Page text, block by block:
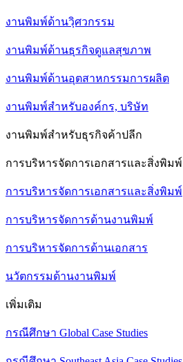
งานพิมพ์ด้านวฺิศวกรรม
งานพิมพ์ด้านธุรกิจดูแลสุขภาพ
งานพิมพ์ด้านอุตสาหกรรมการผลิต
งานพิมพ์สำหรับองค์กร, บริษัท
งานพิมพ์สำหรับธุรกิจค้าปลีก
การบริหารจัดการเอกสารและสิ่งพิมพ์
การบริหารจัดการเอกสารและสิ่งพิมพ์
การบริหารจัดการด้านงานพิมพ์
การบริหารจัดการด้านเอกสาร
นวัตกรรมด้านงานพิมพ์
เพิ่มเติม
กรณีศึกษา Global Case Studies